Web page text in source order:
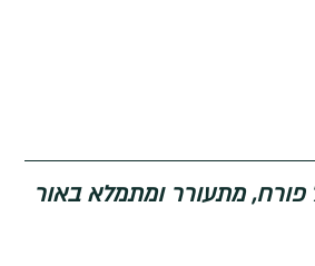
פורח, מתעורר ומתמלא באור